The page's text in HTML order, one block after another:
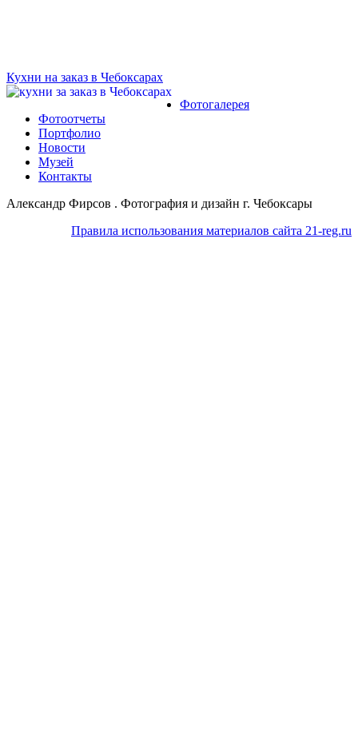
Кухни на заказ в Чебоксарах
Фотогалерея
Фотоотчеты
Портфолио
Новости
Музей
Контакты
Александр Фирсов . Фотография и дизайн г. Чебоксары
Правила использования материалов сайта 21-reg.ru